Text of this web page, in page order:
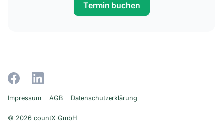
Termin buchen
© 2026 countX GmbH
Impressum AGB Datenschutzerklärung